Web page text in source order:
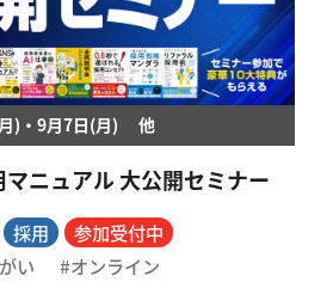
)・9月7日(月) 他
ニュアル 大公開セミナー
採用
参加受付中
い オンライン